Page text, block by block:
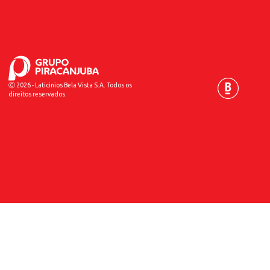
Ⓒ 2026 - Laticinios Bela Vista S.A. Todos os
direitos reservados.